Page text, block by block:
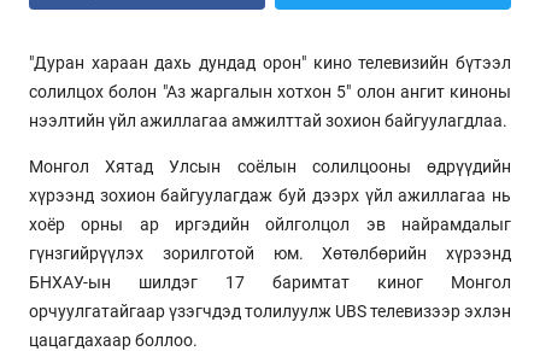
"Дуран хараан дахь дундад орон" кино телевизийн бүтээл
солилцох болон "Аз жаргалын хотхон 5" олон ангит киноны
нээлтийн үйл ажиллагаа амжилттай зохион байгуулагдлаа.
Монгол Хятад Улсын соёлын солилцооны өдрүүдийн
хүрээнд зохион байгуулагдаж буй дээрх үйл ажиллагаа нь
хоёр орны ар иргэдийн ойлголцол эв найрамдалыг
гүнзгийрүүлэх зорилготой юм. Хөтөлбөрийн хүрээнд
БНХАУ-ын шилдэг 17 баримтат киног Монгол
орчуулгатайгаар үзэгчдэд толилуулж UBS телевизээр эхлэн
цацагдахаар боллоо.